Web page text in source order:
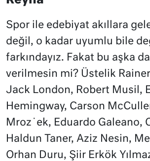
Spor ile edebiyat akıllara
değil, o kadar uyumlu bile
farkındayız. Fakat bu aşka
verilmesin mi? Üstelik
Jack London, Robert Musil,
Hemingway, Carson
Mroz˙ek, Eduardo Galeano,
Haldun Taner, Aziz Nesin,
Orhan Duru, Şiir Erkök